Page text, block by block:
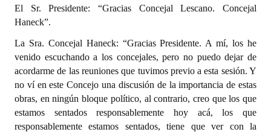
El Sr. Presidente: “Gracias Concejal Lescano. Concejal
Haneck”.
La Sra. Concejal Haneck: “Gracias Presidente. A mí, los he
venido escuchando a los concejales, pero no puedo dejar de
acordarme de las reuniones que tuvimos previo a esta sesión. Y
no ví en este Concejo una discusión de la importancia de estas
obras, en ningún bloque político, al contrario, creo que los que
estamos sentados responsablemente hoy acá, los que
responsablemente estamos sentados, tiene que ver con la